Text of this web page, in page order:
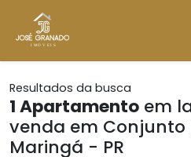
Resultados da busca
1Apartamento em
venda em Conjunto
Maringá - PR